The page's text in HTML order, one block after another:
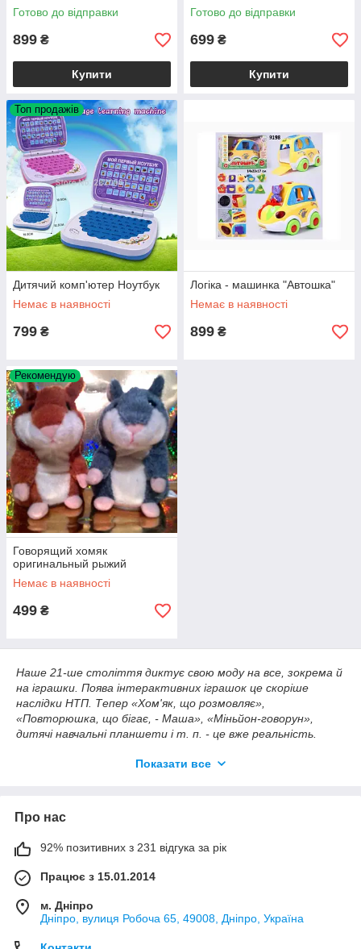
Готово до відправки
899 ₴
Купити
Готово до відправки
699 ₴
Купити
Топ продажів
Дитячий комп'ютер Ноутбук
Немає в наявності
799 ₴
Логіка - машинка "Автошка"
Немає в наявності
899 ₴
Рекомендую
Говорящий хомяк
оригинальный рыжий
Немає в наявності
499 ₴
Наше 21-ше століття диктує свою моду на все, зокрема й
на іграшки. Поява інтерактивних іграшок це скоріше
наслідки НТП. Тепер «Хом'як, що розмовляє»,
«Повторюшка, що бігає, - Маша», «Міньйон-говорун»,
дитячі навчальні планшети і т. п. - це вже реальність.
представляє Вам всі новинки дитячих інтерактивних
(тварини), який розмовляє, намагалися зрозуміти що
конкретно і як це він розмовляє?!
здивуєш, а що буде далі?
- це питання на яке дасть
відповідь група «Інтерактивні іграшки» в магазині
«FanFart».
Показати все
Про нас
92% позитивних з 231 відгука за рік
Працює з 15.01.2014
м. Дніпро
Дніпро, вулиця Робоча 65, 49008, Дніпро, Україна